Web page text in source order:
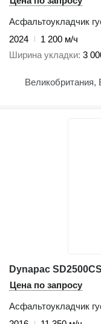
Асфальтоукладчик
2024
1 200 м/ч
Ширина укладки 3
Великобритания,
Dynapac
Цена по запросу
Асфальтоукладчик